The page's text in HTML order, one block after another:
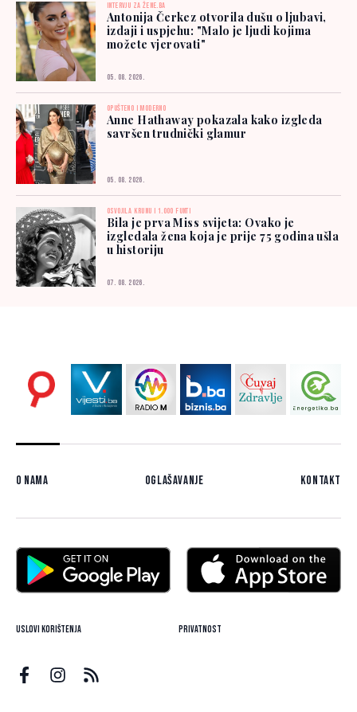
INTERVJU ZA ŽENE.BA
Antonija Čerkez otvorila dušu o ljubavi,
izdaji i uspjehu: "Malo je ljudi kojima
možete vjerovati"
05. 08. 2026.
OPUŠTENO I MODERNO
Anne Hathaway pokazala kako izgleda
savršen trudnički glamur
05. 08. 2026.
OSVOJILA KRUNU I 1.000 FUNTI
Bila je prva Miss svijeta: Ovako je
izgledala žena koja je prije 75 godina ušla
u historiju
07. 08. 2026.
O nama Oglašavanje Kontakt
Uslovi korištenja Privatnost